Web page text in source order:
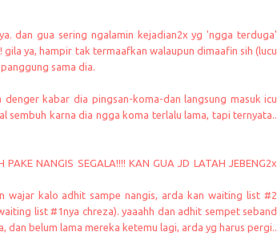
dan gua sering ngalamin kejadian2x yg 'ngga terduga'
gila ya, hampir tak termaafkan walaupun dimaafin sih (lucu
sama dia.
kabar dia pingsan-koma-dan langsung masuk icu
karna dia ngga koma terlalu lama, tapi ternyata..
NANGIS SEGALA!!!! KAN GUA JD LATAH JEBENG2x
wajar kalo adhit sampe nangis, arda kan waiting list #2
list #1nya chreza). yaaahh dan adhit sempet seband
belum lama mereka ketemu lagi, arda yg harus pergi..